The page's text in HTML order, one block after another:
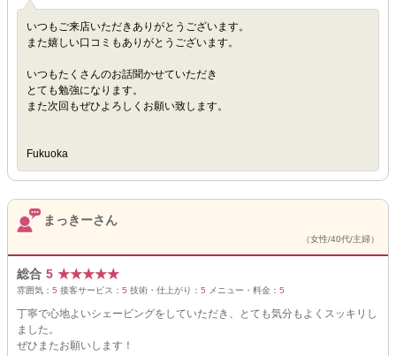
いつもご来店いただきありがとうございます。
また嬉しい口コミもありがとうございます。
いつもたくさんのお話聞かせていただき
とても勉強になります。
また次回もぜひよろしくお願い致します。
Fukuoka
まっきーさん
（女性/40代/主婦）
総合 5 ★★★★★
雰囲気： 5 接客サービス： 5 技術・仕上がり： 5 メニュー・料金： 5
丁寧で心地よいシェービングをしていただき、とても気分もよくスッキリし
ました。
ぜひまたお願いします！